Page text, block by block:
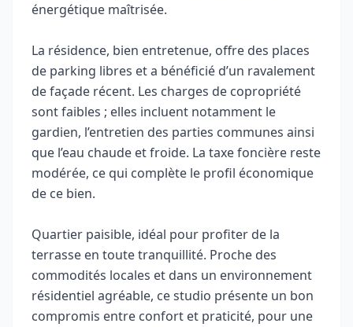
énergétique maîtrisée.
La résidence, bien entretenue, offre des places
de parking libres et a bénéficié d’un ravalement
de façade récent. Les charges de copropriété
sont faibles ; elles incluent notamment le
gardien, l’entretien des parties communes ainsi
que l’eau chaude et froide. La taxe foncière reste
modérée, ce qui complète le profil économique
de ce bien.
Quartier paisible, idéal pour profiter de la
terrasse en toute tranquillité. Proche des
commodités locales et dans un environnement
résidentiel agréable, ce studio présente un bon
compromis entre confort et praticité, pour une